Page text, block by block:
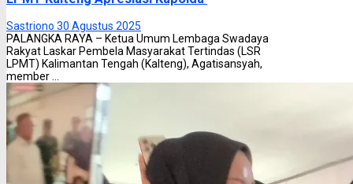
Sastriono 30 Agustus 2025
PALANGKA RAYA – Ketua Umum Lembaga Swadaya
Rakyat Laskar Pembela Masyarakat Tertindas (LSR
LPMT) Kalimantan Tengah (Kalteng), Agatisansyah,
member ...